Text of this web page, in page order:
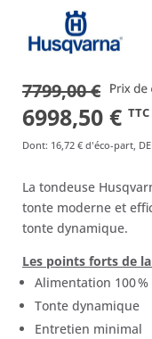
7799,00€
Le
prix
était :
7799,00 €.
6998,50 €Le
TTC
Dont: 16,72 € d'éco-part,
La tondeuse
tonte moderne et
tonte dynamique.
Les points forts de la
Alimentation 100
Tonte dynamique
Entretien minimal